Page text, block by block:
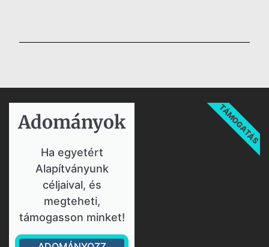
Adományok​
Ha egyetért
Alapítványunk
céljaival, és
megteheti,
támogasson minket!
TÁMOGATÁS